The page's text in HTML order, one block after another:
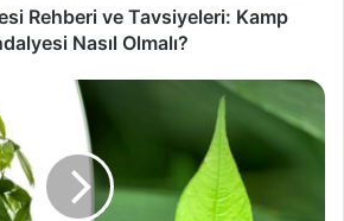
Rehberi ve Tavsiyeleri: Kamp
Nasıl Olmalı?